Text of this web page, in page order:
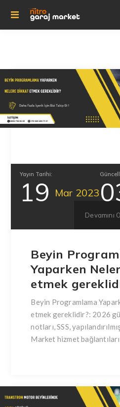
Yayın Tarihi:
19 Mar 2023
Devamını
Beyin
Yaparken
etmek
Beyin Programlama
etmek gereklidir?: 2026
notları, SSS,
Market hizmet